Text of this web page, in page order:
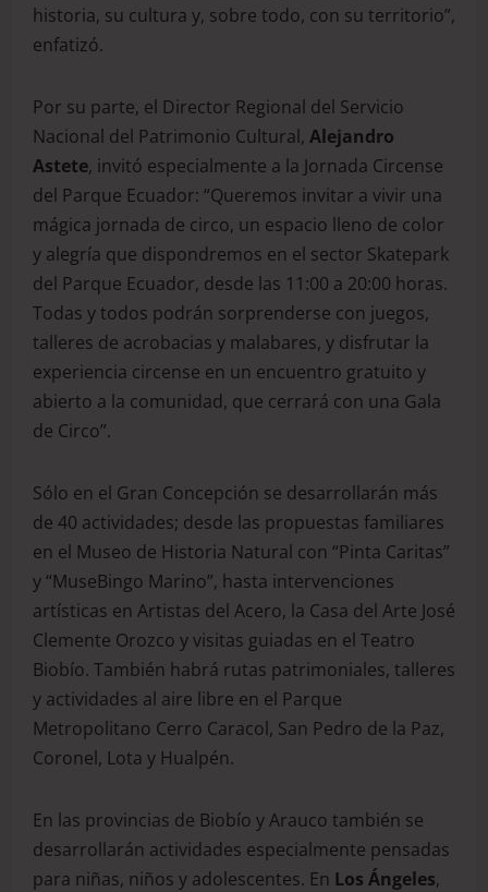
historia, su cultura y, sobre todo, con su territorio”,
enfatizó.
Por su parte, el Director Regional del Servicio
Nacional del Patrimonio Cultural, Alejandro
Astete, invitó especialmente a la Jornada Circense
del Parque Ecuador: “Queremos invitar a vivir una
mágica jornada de circo, un espacio lleno de color
y alegría que dispondremos en el sector Skatepark
del Parque Ecuador, desde las 11:00 a 20:00 horas.
Todas y todos podrán sorprenderse con juegos,
talleres de acrobacias y malabares, y disfrutar la
experiencia circense en un encuentro gratuito y
abierto a la comunidad, que cerrará con una Gala
de Circo”.
Sólo en el Gran Concepción se desarrollarán más
de 40 actividades; desde las propuestas familiares
en el Museo de Historia Natural con “Pinta Caritas”
y “MuseBingo Marino”, hasta intervenciones
artísticas en Artistas del Acero, la Casa del Arte José
Clemente Orozco y visitas guiadas en el Teatro
Biobío. También habrá rutas patrimoniales, talleres
y actividades al aire libre en el Parque
Metropolitano Cerro Caracol, San Pedro de la Paz,
Coronel, Lota y Hualpén.
En las provincias de Biobío y Arauco también se
desarrollarán actividades especialmente pensadas
para niñas, niños y adolescentes. En Los Ángeles,